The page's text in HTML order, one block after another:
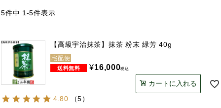
5件中 1 -5件表示
【高級宇治抹茶】抹茶 粉末 緑芳 40g
宅配便
¥16,000税込
カートに入れる
4.80
（5）